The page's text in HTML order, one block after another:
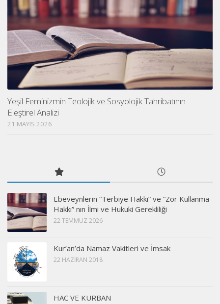
Yeşil Feminizmin Teolojik ve Sosyolojik Tahribatının
Eleştirel Analizi
21 MAYIS 2026
Ebeveynlerin “Terbiye Hakkı” ve “Zor Kullanma
Hakkı” nın İlmi ve Hukuki Gerekliliği
22 TEMMUZ 2026
Kur’an’da Namaz Vakitleri ve İmsak
22 HAZIRAN 2018
HAC VE KURBAN